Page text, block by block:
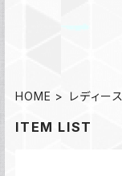
HOME レディース
ITEM LIST